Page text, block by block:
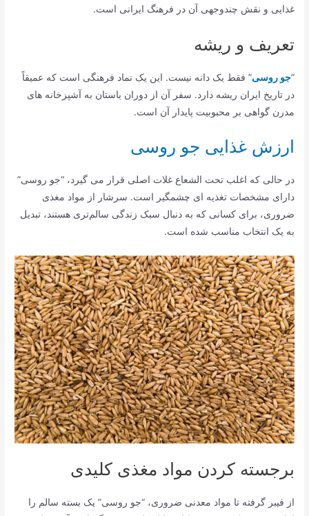
غذایی و نقش چندوجهی آن در فرهنگ ایرانی است.
تعریف و ریشه
“جو روسی” فقط یک دانه نیست. این یک نماد فرهنگی است که عمیقاً
در تاریخ ایران ریشه دارد. سفر آن از دوران باستان به آشپزخانه های
مدرن گواهی بر محبوبیت پایدار آن است.
ارزش غذایی جو روسی
در حالی که اغلب تحت الشعاع غلات اصلی قرار می گیرد، “جو روسی”
دارای مشخصات تغذیه ای چشمگیر است. سرشار از مواد مغذی
ضروری، برای کسانی که به دنبال سبک زندگی سالم‌تری هستند، تبدیل
به یک انتخاب مناسب شده است.
برجسته کردن مواد مغذی کلیدی
از فیبر گرفته تا مواد معدنی ضروری، “جو روسی” یک بسته سالم را